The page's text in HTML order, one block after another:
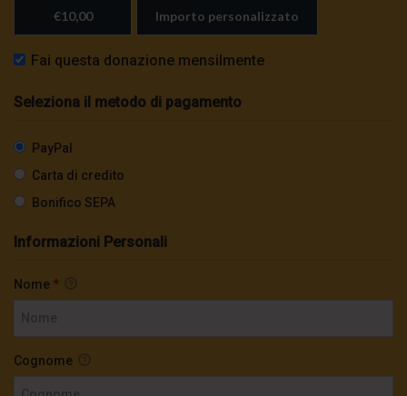
€10,00 Importo personalizzato
Fai questa donazione mensilmente
Seleziona il metodo di pagamento
PayPal
Carta di credito
Bonifico SEPA
Informazioni Personali
Nome *
Cognome